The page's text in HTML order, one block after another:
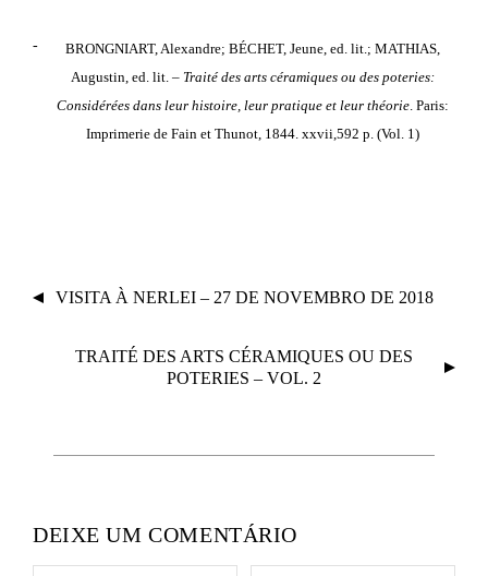
BRONGNIART, Alexandre; BÉCHET, Jeune, ed. lit.; MATHIAS,
Augustin, ed. lit. – Traité des arts céramiques ou des poteries:
Considérées dans leur histoire, leur pratique et leur théorie. Paris:
Imprimerie de Fain et Thunot, 1844. xxvii,592 p. (Vol. 1)
N
D
E
VISITA À NERLEI – 27 DE NOVEMBRO DE 2018
TRAITÉ DES ARTS CÉRAMIQUES OU DES
POTERIES – VOL. 2
DEIXE UM COMENTÁRIO